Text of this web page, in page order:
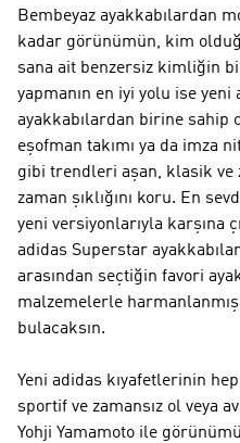
Bembeyaz ayakkabılardan
kadar görünümün, kim
sana ait benzersiz kimliğin
yapmanın en iyi yolu ise yeni
ayakkabılardan birine sahip
eşofman takımı ya da imza
gibi trendleri aşan, klasik ve
zaman şıklığını koru. En
yeni versiyonlarıyla karşına
adidas Superstar
arasından seçtiğin favori
malzemelerle
bulacaksın.
Yeni adidas kıyafetlerinin
sportif ve zamansız ol veya
Yohji Yamamoto ile